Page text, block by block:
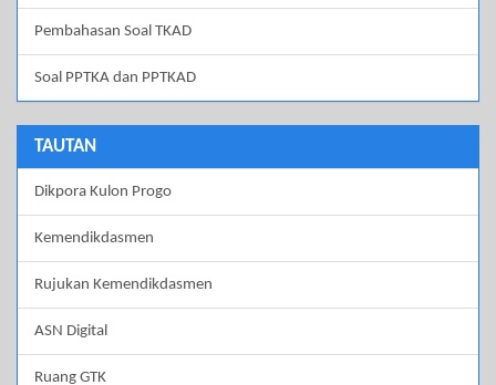
Pembahasan Soal TKAD
Soal PPTKA dan PPTKAD
TAUTAN
Dikpora Kulon Progo
Kemendikdasmen
Rujukan Kemendikdasmen
ASN Digital
Ruang GTK